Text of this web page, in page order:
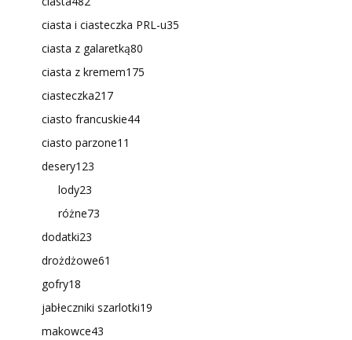
ciasta i ciasteczka PRL-u35
ciasta z galaretką80
ciasta z kremem175
ciasteczka217
ciasto francuskie44
ciasto parzone11
desery123
lody23
różne73
dodatki23
drożdżowe61
gofry18
jabłeczniki szarlotki19
makowce43